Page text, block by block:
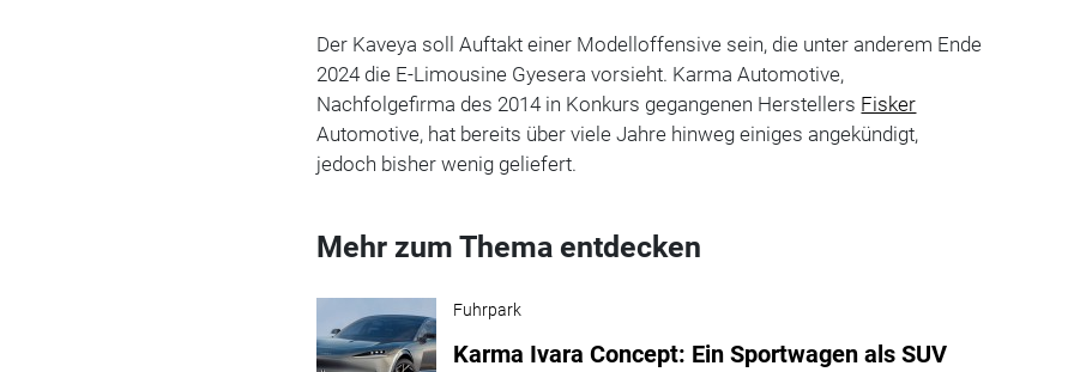
Der Kaveya soll Auftakt einer Modelloffensive sein, die unter anderem Ende
2024 die E-Limousine Gyesera vorsieht. Karma Automotive,
Nachfolgefirma des 2014 in Konkurs gegangenen Herstellers Fisker
Automotive, hat bereits über viele Jahre hinweg einiges angekündigt,
jedoch bisher wenig geliefert.
Mehr zum Thema entdecken
Fuhrpark
Karma Ivara Concept: Ein Sportwagen als SUV